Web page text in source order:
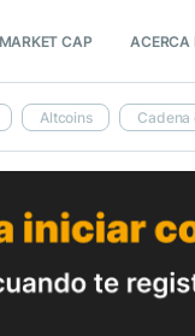
MARKET CAP ACERCA
Altcoins Cadena